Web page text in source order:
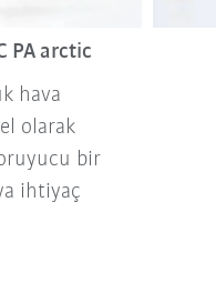
PA arctic
hava
olarak
bir
ihtiyaç